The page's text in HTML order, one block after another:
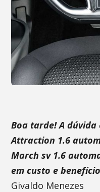
Boa tarde! A dúvida
Attraction 1.6
March sv 1.6
em custo e benefício
Givaldo Menezes